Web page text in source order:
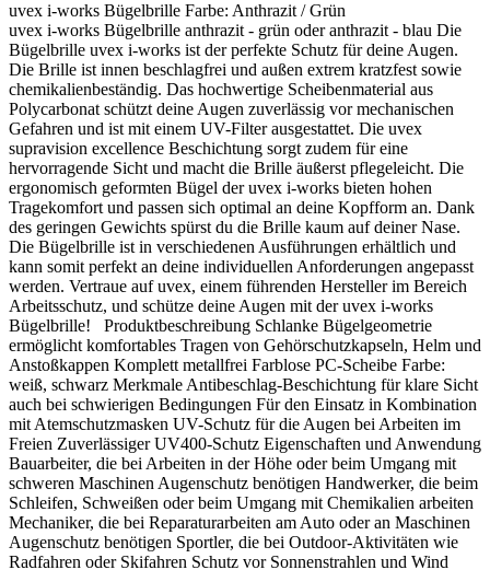
uvex i-works Bügelbrille Farbe: Anthrazit / Grün
uvex i-works Bügelbrille anthrazit - grün oder anthrazit - blau Die
Bügelbrille uvex i-works ist der perfekte Schutz für deine Augen.
Die Brille ist innen beschlagfrei und außen extrem kratzfest sowie
chemikalienbeständig. Das hochwertige Scheibenmaterial aus
Polycarbonat schützt deine Augen zuverlässig vor mechanischen
Gefahren und ist mit einem UV-Filter ausgestattet. Die uvex
supravision excellence Beschichtung sorgt zudem für eine
hervorragende Sicht und macht die Brille äußerst pflegeleicht. Die
ergonomisch geformten Bügel der uvex i-works bieten hohen
Tragekomfort und passen sich optimal an deine Kopfform an. Dank
des geringen Gewichts spürst du die Brille kaum auf deiner Nase.
Die Bügelbrille ist in verschiedenen Ausführungen erhältlich und
kann somit perfekt an deine individuellen Anforderungen angepasst
werden. Vertraue auf uvex, einem führenden Hersteller im Bereich
Arbeitsschutz, und schütze deine Augen mit der uvex i-works
Bügelbrille! Produktbeschreibung Schlanke Bügelgeometrie
ermöglicht komfortables Tragen von Gehörschutzkapseln, Helm und
Anstoßkappen Komplett metallfrei Farblose PC-Scheibe Farbe:
weiß, schwarz Merkmale Antibeschlag-Beschichtung für klare Sicht
auch bei schwierigen Bedingungen Für den Einsatz in Kombination
mit Atemschutzmasken UV-Schutz für die Augen bei Arbeiten im
Freien Zuverlässiger UV400-Schutz Eigenschaften und Anwendung
Bauarbeiter, die bei Arbeiten in der Höhe oder beim Umgang mit
schweren Maschinen Augenschutz benötigen Handwerker, die beim
Schleifen, Schweißen oder beim Umgang mit Chemikalien arbeiten
Mechaniker, die bei Reparaturarbeiten am Auto oder an Maschinen
Augenschutz benötigen Sportler, die bei Outdoor-Aktivitäten wie
Radfahren oder Skifahren Schutz vor Sonnenstrahlen und Wind